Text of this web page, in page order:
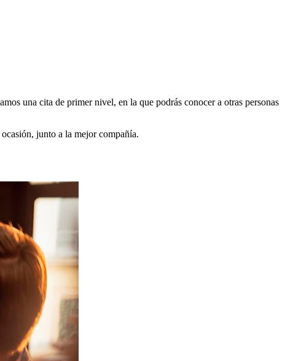
una cita de primer nivel, en la que podrás conocer a otras personas
junto a la mejor compañía.